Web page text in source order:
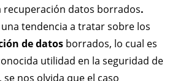
recuperación datos borrados.
tendencia a tratar sobre los
de datos borrados, lo cual es
utilidad en la seguridad de
nos olvida que el caso